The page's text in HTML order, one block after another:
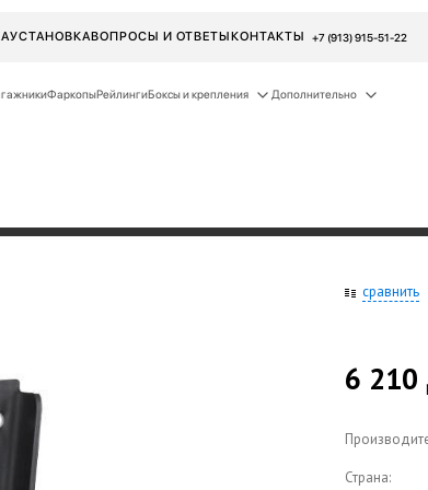
УСТАНОВКАВОПРОСЫ И ОТВЕТЫКОНТАКТЫ +7 (913) 915-51-22
ФаркопыРейлингиБоксы и крепления Дополнительно
сравнить
6 210
Страна: